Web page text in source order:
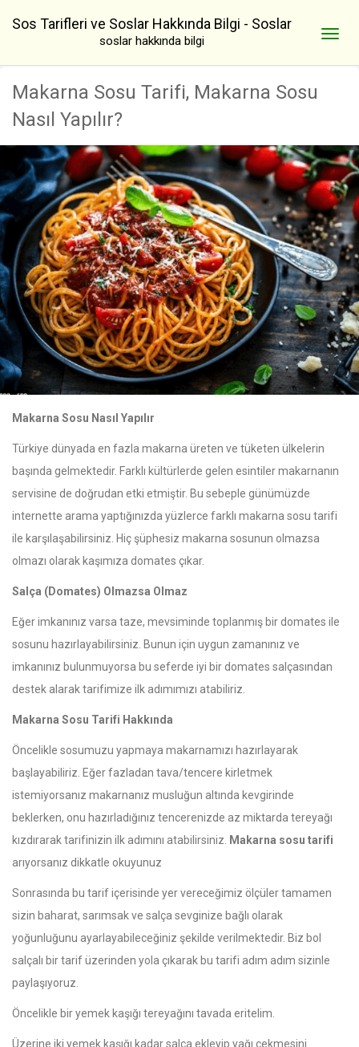
Sos Tarifleri ve Soslar Hakkında Bilgi - Soslar
soslar hakkında bilgi
Makarna Sosu Tarifi, Makarna Sosu
Nasıl Yapılır?
Makarna Sosu Nasıl Yapılır
Türkiye dünyada en fazla makarna üreten ve tüketen ülkelerin
başında gelmektedir. Farklı kültürlerde gelen esintiler makarnanın
servisine de doğrudan etki etmiştir. Bu sebeple günümüzde
internette arama yaptığınızda yüzlerce farklı makarna sosu tarifi
ile karşılaşabilirsiniz. Hiç şüphesiz makarna sosunun olmazsa
olmazı olarak kaşımıza domates çıkar.
Salça (Domates) Olmazsa Olmaz
Eğer imkanınız varsa taze, mevsiminde toplanmış bir domates ile
sosunu hazırlayabilirsiniz. Bunun için uygun zamanınız ve
imkanınız bulunmuyorsa bu seferde iyi bir domates salçasından
destek alarak tarifimize ilk adımımızı atabiliriz.
Makarna Sosu Tarifi Hakkında
Öncelikle sosumuzu yapmaya makarnamızı hazırlayarak
başlayabiliriz. Eğer fazladan tava/tencere kirletmek
istemiyorsanız makarnanız musluğun altında kevgirinde
beklerken, onu hazırladığınız tencerenizde az miktarda tereyağı
kızdırarak tarifinizin ilk adımını atabilirsiniz. Makarna sosu tarifi
arıyorsanız dikkatle okuyunuz
Sonrasında bu tarif içerisinde yer vereceğimiz ölçüler tamamen
sizin baharat, sarımsak ve salça sevginize bağlı olarak
yoğunluğunu ayarlayabileceğiniz şekilde verilmektedir. Biz bol
salçalı bir tarif üzerinden yola çıkarak bu tarifi adım adım sizinle
paylaşıyoruz.
Öncelikle bir yemek kaşığı tereyağını tavada eritelim.
Üzerine iki yemek kaşığı kadar salça ekleyip yağı çekmesini